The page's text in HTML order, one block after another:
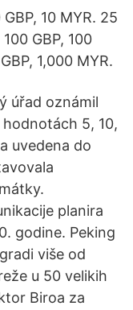
GBP, 10 MYR. 25
GBP, 100
1,000 MYR.
úřad oznámil
5, 10,
uvedena do
planira
godine. Peking
više od
u 50 velikih
Biroa za